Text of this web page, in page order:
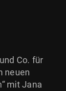
Co. für
neuen
mit Jana